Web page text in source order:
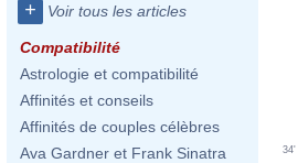
+ Voir tous les articles
Compatibilité
Astrologie et compatibilité
Affinités et conseils
Affinités de couples célèbres
Ava Gardner et Frank Sinatra
34'